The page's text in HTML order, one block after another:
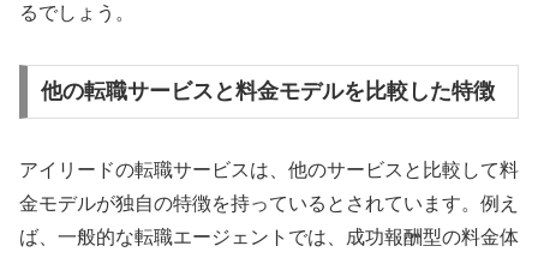
るでしょう。
他の転職サービスと料金モデルを比較した特徴
アイリードの転職サービスは、他のサービスと比較して料
金モデルが独自の特徴を持っているとされています。例え
ば、一般的な転職エージェントでは、成功報酬型の料金体